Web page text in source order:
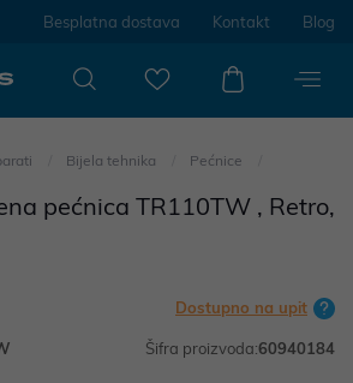
Besplatna dostava Kontakt Blog
Bijela tehnika Pećnice
pećnica TR110TW , Retro,
Dostupno na upit
Šifra proizvoda:60940184